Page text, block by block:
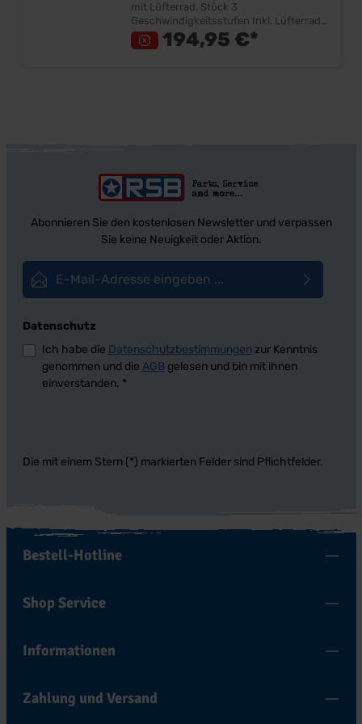
mit Lüfterrad, Stück 3
Geschwindigkeitsstufen Inkl. Lüfterrad
2 Anschlußkabel Ersetzt den
Originalmotor Lieferumfang: Stück
194,95 €*
Abonnieren Sie den kostenlosen Newsletter und verpassen
Sie keine Neuigkeit oder Aktion.
Datenschutz
Ich habe die Datenschutzbestimmungen zur Kenntnis
genommen und die AGB gelesen und bin mit ihnen
einverstanden. *
Die mit einem Stern (*) markierten Felder sind Pflichtfelder.
Bestell-Hotline
Shop Service
Informationen
Zahlung und Versand